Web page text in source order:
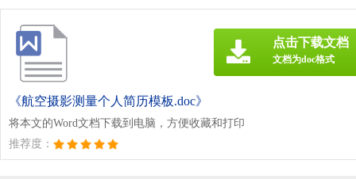
《航空摄影测量个人简历模板.doc》
将本文的Word文档下载到电脑，方便收藏和打印
推荐度：
点击下载文档
文档为doc格式